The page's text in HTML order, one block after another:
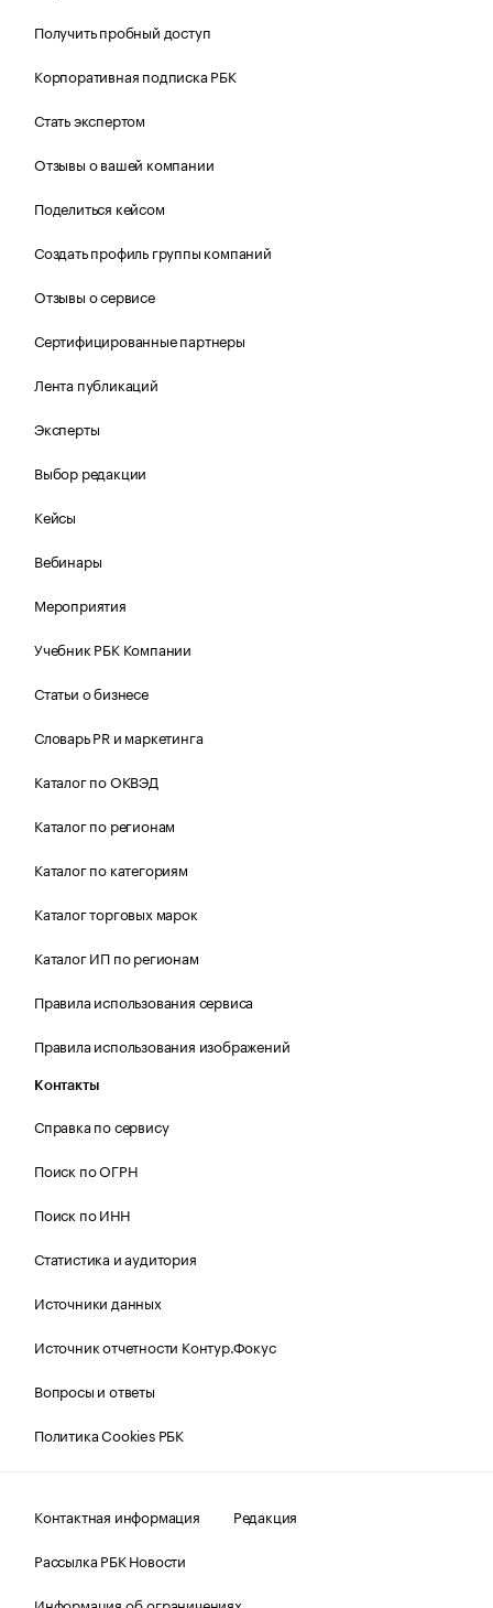
Получить пробный доступ
Корпоративная подписка РБК
Стать экспертом
Отзывы о вашей компании
Поделиться кейсом
Создать профиль группы компаний
Отзывы о сервисе
Сертифицированные партнеры
Лента публикаций
Эксперты
Выбор редакции
Кейсы
Вебинары
Мероприятия
Учебник РБК Компании
Статьи о бизнесе
Словарь PR и маркетинга
Каталог по ОКВЭД
Каталог по регионам
Каталог по категориям
Каталог торговых марок
Каталог ИП по регионам
Правила использования сервиса
Правила использования изображений
Контакты
Справка по сервису
Поиск по ОГРН
Поиск по ИНН
Статистика и аудитория
Источники данных
Источник отчетности Контур.Фокус
Вопросы и ответы
Политика Cookies РБК
Контактная информация
Редакция
Рассылка РБК Новости